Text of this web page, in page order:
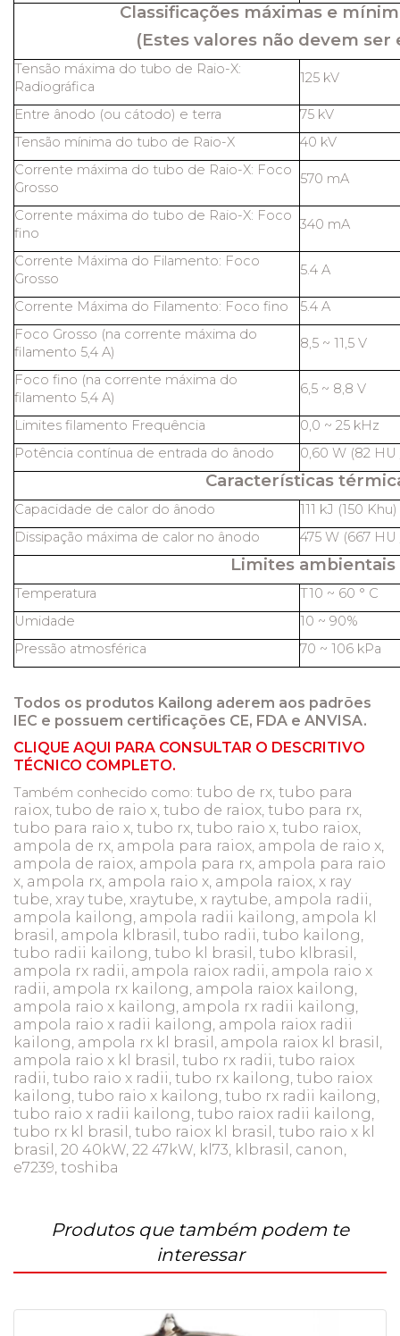
Classificações máximas e
(Estes valores não devem ser
Tensão máxima do tubo de Raio-X:
Radiográfica
125 kV
Entre ânodo (ou cátodo) e terra
75 kV
Tensão mínima do tubo de Raio-X
40 kV
Corrente máxima do tubo de Raio-X: Foco
Grosso
570 mA
Corrente máxima do tubo de Raio-X: Foco
fino
340 mA
Corrente Máxima do Filamento: Foco
Grosso
5.4 A
Corrente Máxima do Filamento: Foco fino
5.4 A
Foco Grosso (na corrente máxima do
filamento 5,4 A)
8,5 ~ 11,5 V
Foco fino (na corrente máxima do
filamento 5,4 A)
6,5 ~ 8,8 V
Limites filamento Frequência
0,0 ~ 25 kHz
Potência contínua de entrada do ânodo
0,60 W (82 HU
Características
Capacidade de calor do ânodo
111 kJ (150 Khu)
Dissipação máxima de calor no ânodo
475 W (667 HU
Limites ambientais
Temperatura
T10 ~ 60 ° C
Umidade
10 ~ 90%
Pressão atmosférica
70 ~ 106 kPa
Todos os produtos Kailong aderem aos padrões
IEC e possuem certificações CE, FDA e ANVISA.
CLIQUE AQUI PARA CONSULTAR O DESCRITIVO
TÉCNICO COMPLETO.
Também conhecido como: tubo de rx, tubo para
raiox, tubo de raio x, tubo de raiox, tubo para rx,
tubo para raio x, tubo rx, tubo raio x, tubo raiox,
ampola de rx, ampola para raiox, ampola de raio x,
ampola de raiox, ampola para rx, ampola para raio
x, ampola rx, ampola raio x, ampola raiox, x ray
tube, xray tube, xraytube, x raytube, ampola radii,
ampola kailong, ampola radii kailong, ampola kl
brasil, ampola klbrasil, tubo radii, tubo kailong,
tubo radii kailong, tubo kl brasil, tubo klbrasil,
ampola rx radii, ampola raiox radii, ampola raio x
radii, ampola rx kailong, ampola raiox kailong,
ampola raio x kailong, ampola rx radii kailong,
ampola raio x radii kailong, ampola raiox radii
kailong, ampola rx kl brasil, ampola raiox kl brasil,
ampola raio x kl brasil, tubo rx radii, tubo raiox
radii, tubo raio x radii, tubo rx kailong, tubo raiox
kailong, tubo raio x kailong, tubo rx radii kailong,
tubo raio x radii kailong, tubo raiox radii kailong,
tubo rx kl brasil, tubo raiox kl brasil, tubo raio x kl
brasil, 20 40kW, 22 47kW, kl73, klbrasil, canon,
e7239, toshiba
Produtos que também podem te
interessar